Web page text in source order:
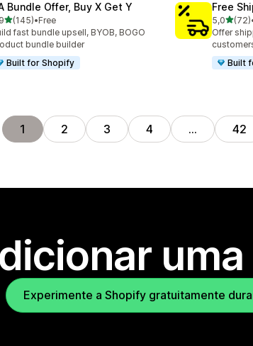
Bundle Offer, Buy X Get Y
de 5 estrelas
(145)
total de avaliações
•Free
fast bundle upsell, BYOB, BOGO
bundle builder
Built for Shopify
Free
5,0de 5(72)
72 total
Offer
Built
1 2 3 4 … 42
Experimente a Shopify gratuitamente